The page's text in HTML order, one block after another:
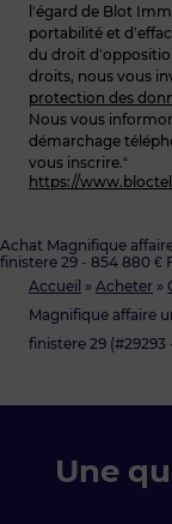
Accueil » Acheter »
Magnifique affaire
finistere 29 (#29293
Achat Magnifique
finistere 29 - 854 880 €
l’égard de Blot
portabilité et
du droit
droits, nous vous
protection des
Nous vous
démarchage
vous inscrire.“
https://
Une